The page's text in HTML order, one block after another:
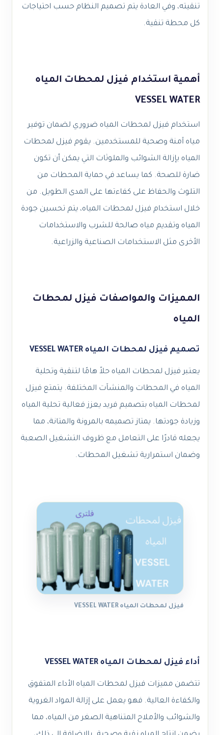
تنقيته، وفي العادة يتم تصميم النظام حسب احتياجات
كل محطة تنقية.
أهمية استخدام فيزل لمحطات المياه
VESSEL WATER
استخدام فيزل لمحطات المياه ضروري لضمان توفير
مياه آمنة وصحية للمستخدمين. يقوم فيزل لمحطات
المياه بإزالة الشوائب والملوثات التي يمكن أن تكون
ضارة للصحة. كما يساعد في حماية المحطات من
التلوث والحفاظ على كفاءتها على المدى الطويل. من
خلال استخدام فيزل لمحطات المياه، يتم تحسين جودة
المياه وتقديم مياه صالحة للشرب والاستخدامات
الأخرى مثل الاستخدامات الصناعية والزراعية.
المميزات والمواصفات فيزل لمحطات
المياه
تصميم فيزل لمحطات المياه VESSEL WATER
يعتبر فيزل لمحطات المياه حلاً هامًا لتنقية وتحلية
المياه في المحطات والمنشآت المختلفة. يتمتع فيزل
لمحطات المياه بتصميم فريد يعزز فعالية تحلية المياه
وزيادة جودتها. يمتاز تصميمه بالمرونة والمتانة، مما
يجعله قادرًا على التعامل مع ظروف التشغيل الصعبة
وضمان استمرارية تشغيل المحطات.
فيزل لمحطات المياه VESSEL WATER
أداء فيزل لمحطات المياه VESSEL WATER
تتضمن مميزات فيزل لمحطات المياه الأداء المتفوق
والكفاءة العالية. فهو يعمل على إزالة المواد الغروية
والشوائب والأملاح المتناهية الصغر من المياه، مما